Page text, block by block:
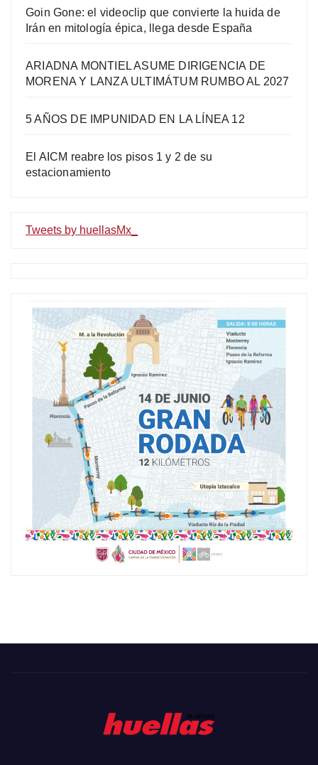
Goin Gone: el videoclip que convierte la huida de
Irán en mitología épica, llega desde España
ARIADNA MONTIEL ASUME DIRIGENCIA DE
MORENA Y LANZA ULTIMÁTUM RUMBO AL 2027
5 AÑOS DE IMPUNIDAD EN LA LÍNEA 12
El AICM reabre los pisos 1 y 2 de su
estacionamiento
Tweets by huellasMx_